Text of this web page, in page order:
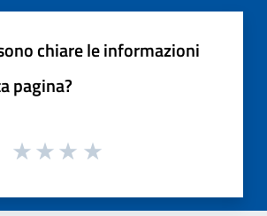
chiare le informazioni
pagina?